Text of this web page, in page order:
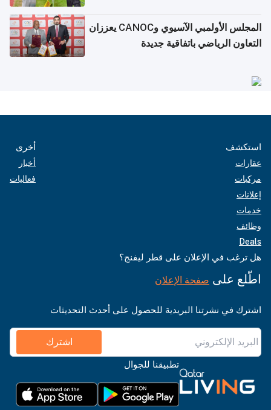
المجلس الأولمبي الآسيوي وCANOC يعززان
التعاون الرياضي باتفاقية جديدة
استكشف
عقارات
مركبات
إعلانات
خدمات
وظائف
Deals
أخرى
أخبار
فعاليات
هل ترغب في الإعلان على قطر ليفنج؟
اطّلع على صفحة الإعلان
اشترك في نشرتنا البريدية للحصول على أحدث التحديثات
اشترك
تطبيقنا للجوال